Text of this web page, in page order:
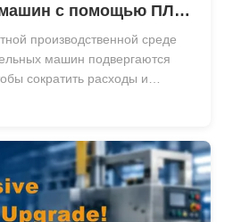
с помощью ПЛК
одном»
производственной среде
машин подвергаются
сократить расходы и
и